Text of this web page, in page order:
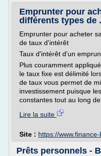
Emprunter pour
différents types de
Emprunter pour acheter
de taux d'intérêt
Taux d'intérêt d'un
Plus couramment
le taux fixe est délimité
de taux vous permet de
investissement puisque
constantes tout au long
Lire la suite
Site : https://
Prêts personnels -